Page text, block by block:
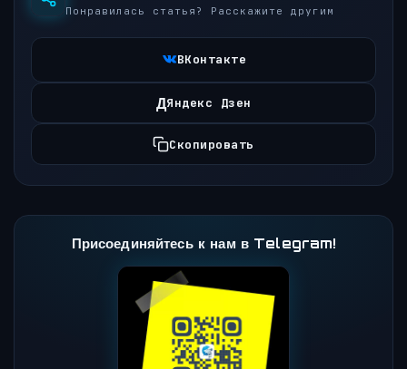
Понравилась статья? Расскажите другим
ВКонтакте
ДЯндекс Дзен
Скопировать
Присоединяйтесь к нам в Telegram!